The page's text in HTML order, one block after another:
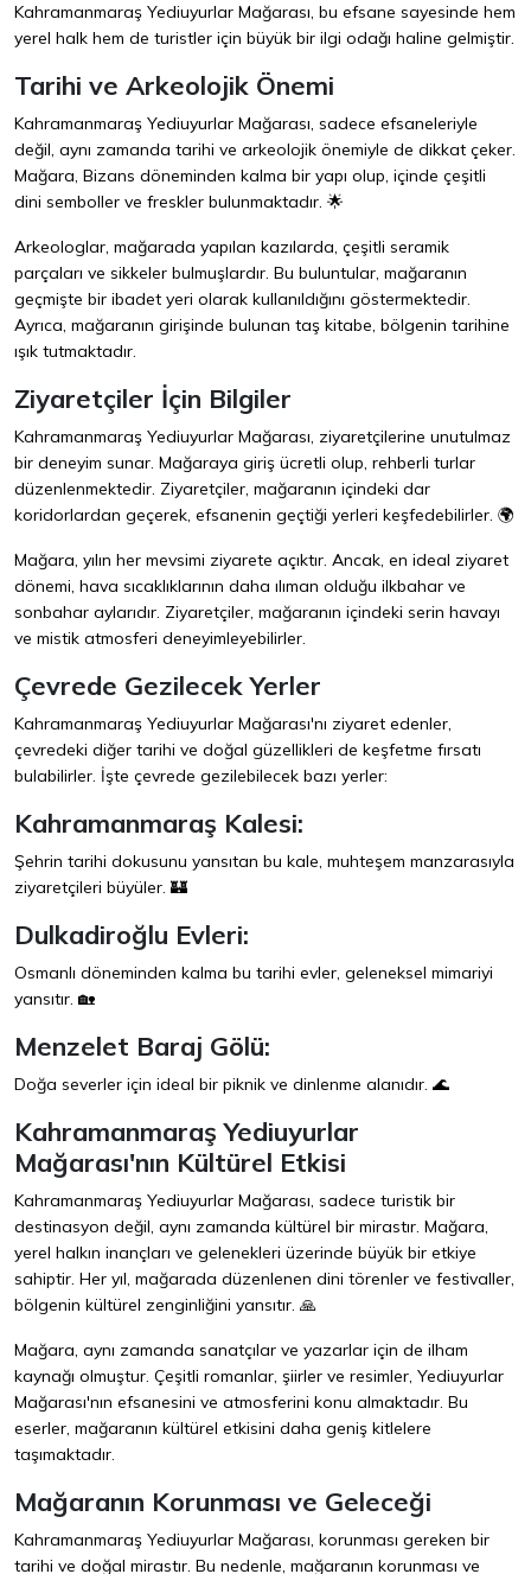
Kahramanmaraş Yediuyurlar Mağarası, bu efsane sayesinde hem
yerel halk hem de turistler için büyük bir ilgi odağı haline gelmiştir.
Tarihi ve Arkeolojik Önemi
Kahramanmaraş Yediuyurlar Mağarası, sadece efsaneleriyle
değil, aynı zamanda tarihi ve arkeolojik önemiyle de dikkat çeker.
Mağara, Bizans döneminden kalma bir yapı olup, içinde çeşitli
dini semboller ve freskler bulunmaktadır. 🌟
Arkeologlar, mağarada yapılan kazılarda, çeşitli seramik
parçaları ve sikkeler bulmuşlardır. Bu buluntular, mağaranın
geçmişte bir ibadet yeri olarak kullanıldığını göstermektedir.
Ayrıca, mağaranın girişinde bulunan taş kitabe, bölgenin tarihine
ışık tutmaktadır.
Ziyaretçiler İçin Bilgiler
Kahramanmaraş Yediuyurlar Mağarası, ziyaretçilerine unutulmaz
bir deneyim sunar. Mağaraya giriş ücretli olup, rehberli turlar
düzenlenmektedir. Ziyaretçiler, mağaranın içindeki dar
koridorlardan geçerek, efsanenin geçtiği yerleri keşfedebilirler. 🌍
Mağara, yılın her mevsimi ziyarete açıktır. Ancak, en ideal ziyaret
dönemi, hava sıcaklıklarının daha ılıman olduğu ilkbahar ve
sonbahar aylarıdır. Ziyaretçiler, mağaranın içindeki serin havayı
ve mistik atmosferi deneyimleyebilirler.
Çevrede Gezilecek Yerler
Kahramanmaraş Yediuyurlar Mağarası'nı ziyaret edenler,
çevredeki diğer tarihi ve doğal güzellikleri de keşfetme fırsatı
bulabilirler. İşte çevrede gezilebilecek bazı yerler:
Kahramanmaraş Kalesi:
Şehrin tarihi dokusunu yansıtan bu kale, muhteşem manzarasıyla
ziyaretçileri büyüler. 🏰
Dulkadiroğlu Evleri:
Osmanlı döneminden kalma bu tarihi evler, geleneksel mimariyi
yansıtır. 🏡
Menzelet Baraj Gölü:
Doğa severler için ideal bir piknik ve dinlenme alanıdır. 🌊
Kahramanmaraş Yediuyurlar
Mağarası'nın Kültürel Etkisi
Kahramanmaraş Yediuyurlar Mağarası, sadece turistik bir
destinasyon değil, aynı zamanda kültürel bir mirastır. Mağara,
yerel halkın inançları ve gelenekleri üzerinde büyük bir etkiye
sahiptir. Her yıl, mağarada düzenlenen dini törenler ve festivaller,
bölgenin kültürel zenginliğini yansıtır. 🙏
Mağara, aynı zamanda sanatçılar ve yazarlar için de ilham
kaynağı olmuştur. Çeşitli romanlar, şiirler ve resimler, Yediuyurlar
Mağarası'nın efsanesini ve atmosferini konu almaktadır. Bu
eserler, mağaranın kültürel etkisini daha geniş kitlelere
taşımaktadır.
Mağaranın Korunması ve Geleceği
Kahramanmaraş Yediuyurlar Mağarası, korunması gereken bir
tarihi ve doğal mirastır. Bu nedenle, mağaranın korunması ve